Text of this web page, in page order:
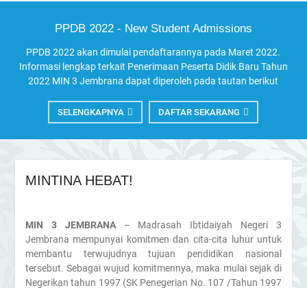
PPDB 2022 - New Student Admissions
PPDB 2022 akan dimulai pendaftarannya pada Maret 2022.
Informasi lengkap terkait Penerimaan Peserta Didik Baru Tahun
2022 MIN 3 Jembrana dapat diperoleh pada tautan berikut
SELENGKAPNYA DAFTAR SEKARANG
MINTINA HEBAT!
MIN 3 JEMBRANA– Madrasah Ibtidaiyah Negeri 3
Jembrana mempunyai komitmen dan cita-cita luhur untuk
membantu terwujudnya tujuan pendidikan nasional
tersebut. Sebagai wujud komitmennya, maka mulai sejak di
Negerikan tahun 1997 (SK Penegerian No. 107 /Tahun 1997